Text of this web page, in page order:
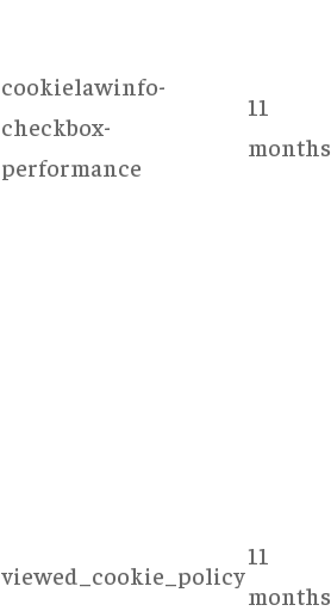
cookielawinfo-
checkbox-
performance
11
months
viewed_cookie_policy
11
months